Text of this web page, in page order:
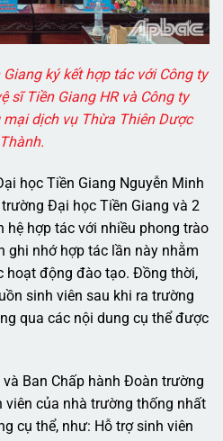
ký kết hợp tác với Công ty
sĩ Tiền Giang HR và Công ty
dịch vụ Thừa Thiên Dược
Thành.
học Tiền Giang Nguyễn Minh
Đại học Tiền Giang và 2
hệ hợp tác với nhiều phong trào
ghi nhớ hợp tác lần này nhằm
hoạt động đào tạo. Đồng thời,
sinh viên sau khi ra trường
qua các nội dung cụ thể được
Ban Chấp hành Đoàn trường
viên của nhà trường thống nhất
cụ thể, như: Hỗ trợ sinh viên